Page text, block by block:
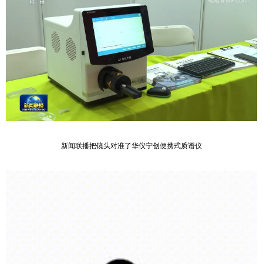
新闻联播把镜头对准了华仪宁创便携式质谱仪